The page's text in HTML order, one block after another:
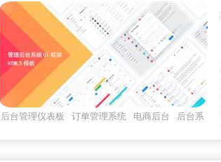
后台管理仪表板 订单管理系统 电商后台
后台系